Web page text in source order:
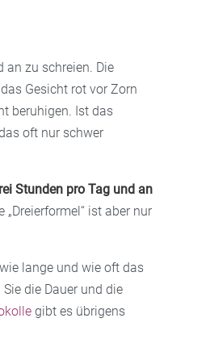
an zu schreien. Die
Gesicht rot vor Zorn
beruhigen. Ist das
oft nur schwer
Stunden pro Tag und an
„Dreierformel“ ist aber nur
lange und wie oft das
die Dauer und die
gibt es übrigens